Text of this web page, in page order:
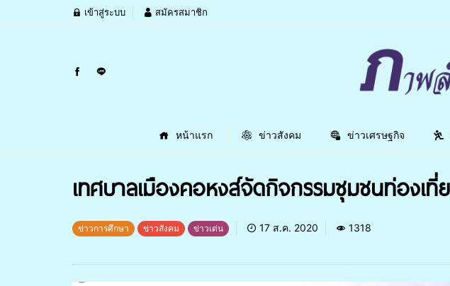
เข้าสู่ระบบ สมัครสมาชิก
หน้าแรก ข่าวสังคม ข่าวเศรษฐกิจ
เทศบาลเมืองคอหงส์จัดกิจกรรมชุมชนท่อง
ข่าวการศึกษา ข่าวสังคม ข่าวเด่น 17 ส.ค. 2020 1318